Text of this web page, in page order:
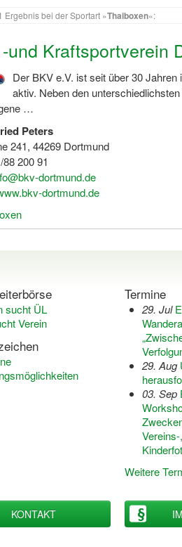
Ergebnis bei der Sportart »Thaiboxen«:
und Kraftsportverein
Der BKV e.V. ist seit über 30
aktiv. Neben den
…
Peters
241, 44269 Dortmund
200 91
dortmund.de
dortmund.de
sucht ÜL
Verein
Termine
29. Jul
29. Aug
03. Sep
Weitere
KONTAKT